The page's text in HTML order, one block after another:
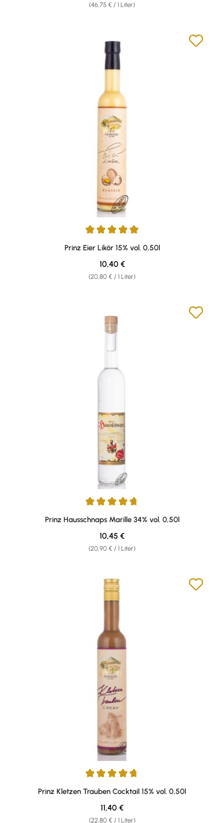
(46,75 € / 1 Liter)
Durchschnittliche Bewertung von 4.88 von 5 Sternen
Prinz Eier Likör 15% vol. 0,50l
(20,80 € / 1 Liter)
Regulärer Preis:
10,40 €
Durchschnittliche Bewertung von 4.86 von 5 Sternen
Prinz Hausschnaps Marille 34% vol. 0,50l
(20,90 € / 1 Liter)
Regulärer Preis:
10,45 €
Durchschnittliche Bewertung von 4.63 von 5 Sternen
Prinz Kletzen Trauben Cocktail 15% vol. 0,50l
(22,80 € / 1 Liter)
Regulärer Preis:
11,40 €